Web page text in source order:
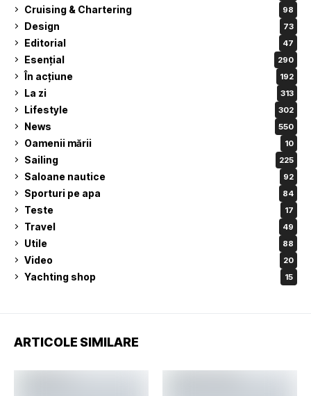
Cruising & Chartering 98
Design 73
Editorial 47
Esențial 290
În acțiune 192
La zi 313
Lifestyle 302
News 550
Oamenii mării 10
Sailing 225
Saloane nautice 92
Sporturi pe apa 84
Teste 17
Travel 49
Utile 88
Video 20
Yachting shop 15
ARTICOLE SIMILARE